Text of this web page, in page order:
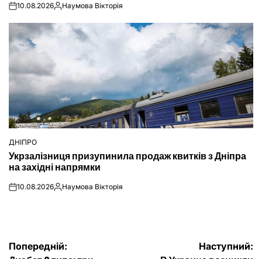
on10.08.2026Опубліковано
Наумова Вікторія
ОПУБЛІКУВАТИ
У
ДНІПРО
Укрзалізниця призупинила продаж квитків з Дніпра
на західні напрямки
on10.08.2026Опубліковано
Наумова Вікторія
Навігація
Попередній: Наступний: